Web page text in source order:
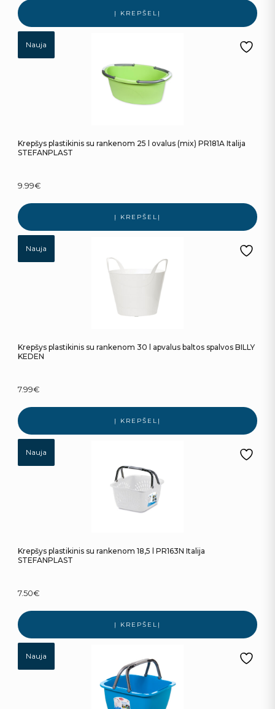
Į KREPŠELĮ
Nauja
Krepšys plastikinis su rankenom 25 l ovalus (mix) PR181A Italija
STEFANPLAST
9.99€
Į KREPŠELĮ
Nauja
Krepšys plastikinis su rankenom 30 l apvalus baltos spalvos BILLY
KEDEN
7.99€
Į KREPŠELĮ
Nauja
Krepšys plastikinis su rankenom 18,5 l PR163N Italija
STEFANPLAST
7.50€
Į KREPŠELĮ
Nauja